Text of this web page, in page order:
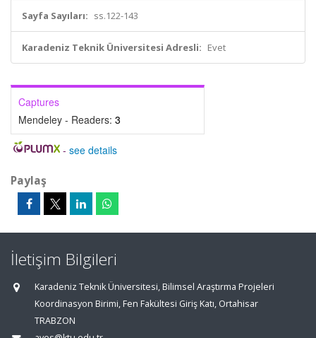
Sayfa Sayıları: ss.122-143
Karadeniz Teknik Üniversitesi Adresli: Evet
Captures
Mendeley - Readers: 3
- see details
Paylaş
İletişim Bilgileri
Karadeniz Teknik Üniversitesi, Bilimsel Araştırma Projeleri
Koordinasyon Birimi, Fen Fakültesi Giriş Katı, Ortahisar
TRABZON